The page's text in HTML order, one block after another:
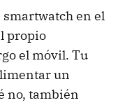
smartwatch en el
propio
el móvil. Tu
un
no, también